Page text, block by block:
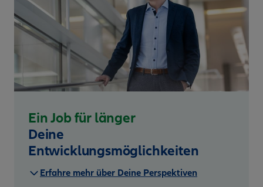
Ein Job für länger
Deine
Entwicklungsmöglichkeiten
Erfahre mehr über Deine Perspektiven